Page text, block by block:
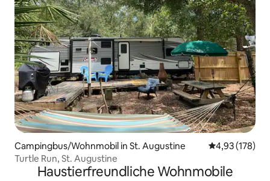
Campingbus/Wohnmobil in St. Augustine
4,93 (178)
Turtle Run, St. Augustine
Haustierfreundliche Wohnmobile